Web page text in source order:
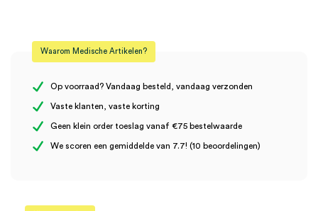
Uitvoering LED
Er zijn nog geen beoordelingen.
incl. batterijen (set)” te beoordelen
Waarom Medische Artikelen?
Op voorraad? Vandaag besteld, vandaag verzonden
Vaste klanten, vaste korting
Geen klein order toeslag vanaf €75 bestelwaarde
We scoren een gemiddelde van 7.7! (10 beoordelingen)